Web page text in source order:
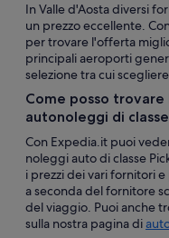
In Valle d'Aosta diversi
un prezzo eccellente.
per trovare l'offerta
principali aeroporti
selezione tra cui
Come posso
autonoleggi di
Con Expedia.it puoi
noleggi auto di classe
i prezzi dei vari fornitori
a seconda del fornitore
del viaggio. Puoi anche
sulla nostra pagina di